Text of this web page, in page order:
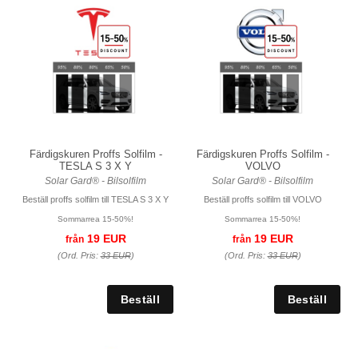
Färdigskuren Proffs Solfilm -
TESLA S 3 X Y
Solar Gard® - Bilsolfilm
Beställ proffs solfilm till TESLA S 3 X Y
Sommarrea 15-50%!
från19 EUR
(Ord. Pris:33 EUR)
Färdigskuren Proffs Solfilm -
VOLVO
Solar Gard® - Bilsolfilm
Beställ proffs solfilm till VOLVO
Sommarrea 15-50%!
från19 EUR
(Ord. Pris:33 EUR)